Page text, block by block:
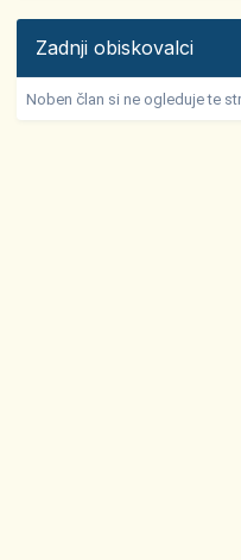
Zadnji obiskovalci
Noben član si ne ogleduje te